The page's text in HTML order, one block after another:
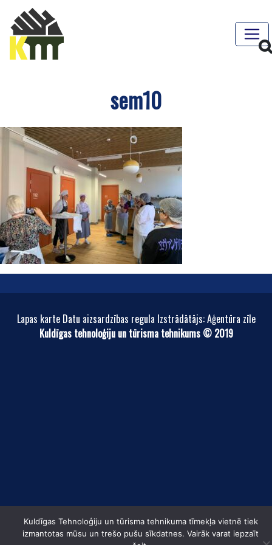
sem10
Lapas karte Datu aizsardzības regula Izstrādātājs: Aģentūra zīle
Kuldīgas tehnoloģiju un tūrisma tehnikums © 2019
Kuldīgas Tehnoloģiju un tūrisma tehnikuma tīmekļa vietnē tiek
izmantotas mūsu un trešo pušu sīkdatnes. Vairāk varat iepzaīt